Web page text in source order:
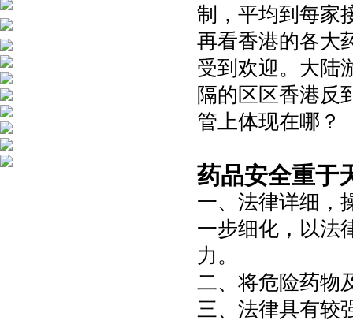
制，平均到每家
再看香港的各大
受到欢迎。大陆
隔的区区香港反
管上体现在哪？
药品安全重于
一、法律详细，
一步细化，以法
力。
二、将危险药物
三、法律具有较